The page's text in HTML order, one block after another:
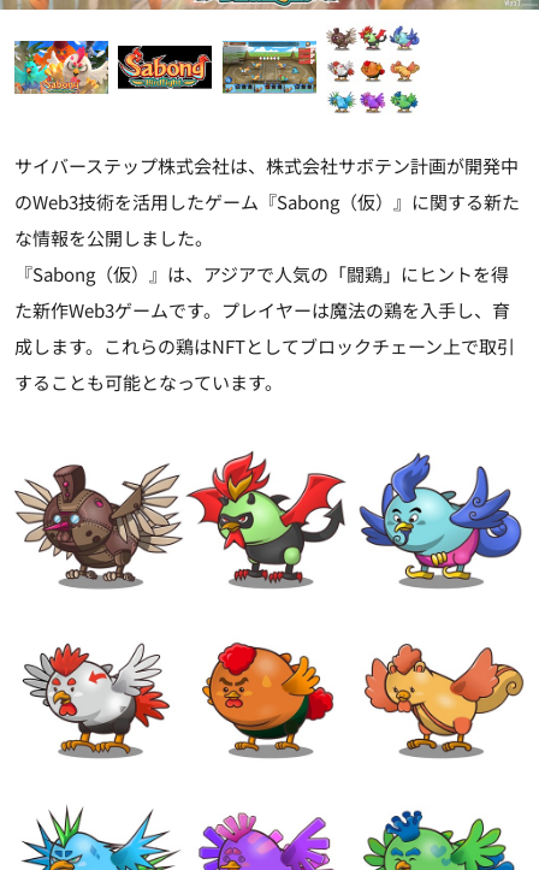
サイバーステップ株式会社は、株式会社サボテン計画が開発中
のWeb3技術を活用したゲーム『Sabong（仮）』に関する新た
な情報を公開しました。
『Sabong（仮）』は、アジアで人気の「闘鶏」にヒントを得
た新作Web3ゲームです。プレイヤーは魔法の鶏を入手し、育
成します。これらの鶏はNFTとしてブロックチェーン上で取引
することも可能となっています。